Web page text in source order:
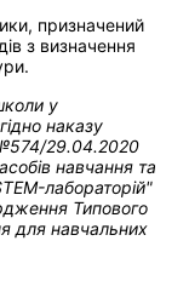
призначений
з визначення
у
наказу
29.04.2020
навчання та
лабораторій"
Типового
для навчальних